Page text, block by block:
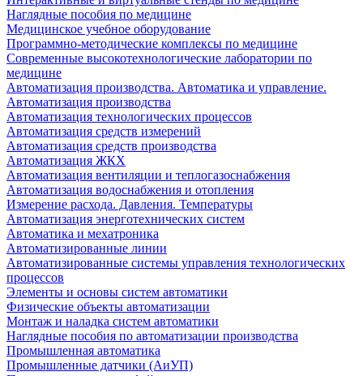
Наглядные пособия по медицине
Медицинское учебное оборудование
Программно-методические комплексы по медицине
Современные высокотехнологические лаборатории по
медицине
Автоматизация производства. Автоматика и управление.
Автоматизация производства
Автоматизация технологических процессов
Автоматизация средств измерений
Автоматизация средств производства
Автоматизация ЖКХ
Автоматизация вентиляции и теплогазоснабжения
Автоматизация водоснабжения и отопления
Измерение расхода. Давления. Температуры
Автоматизация энерготехнических систем
Автоматика и мехатроника
Автоматизированные линии
Автоматизированные системы управления технологических
процессов
Элементы и основы систем автоматики
Физические объекты автоматизации
Монтаж и наладка систем автоматики
Наглядные пособия по автоматизации производства
Промышленная автоматика
Промышленные датчики (АиУП)